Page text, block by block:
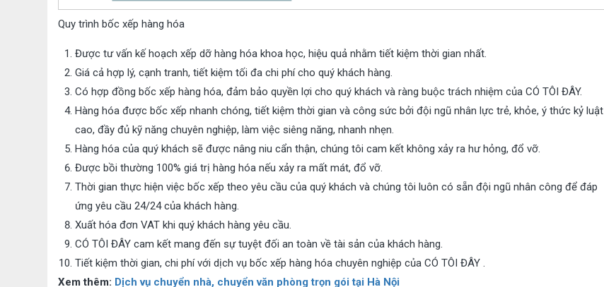
Quy trình bốc xếp hàng hóa
Được tư vấn kế hoạch xếp dỡ hàng hóa khoa học, hiệu quả nhằm tiết kiệm thời gian nhất.
Giá cả hợp lý, cạnh tranh, tiết kiệm tối đa chi phí cho quý khách hàng.
Có hợp đồng bốc xếp hàng hóa, đảm bảo quyền lợi cho quý khách và ràng buộc trách nhiệm của CÓ TÔI ĐÂY.
Hàng hóa được bốc xếp nhanh chóng, tiết kiệm thời gian và công sức bởi đội ngũ nhân lực trẻ, khỏe, ý thức kỷ luật
cao, đầy đủ kỹ năng chuyên nghiệp, làm việc siêng năng, nhanh nhẹn.
Hàng hóa của quý khách sẽ được nâng niu cẩn thận, chúng tôi cam kết không xảy ra hư hỏng, đổ vỡ.
Được bồi thường 100% giá trị hàng hóa nếu xảy ra mất mát, đổ vỡ.
Thời gian thực hiện việc bốc xếp theo yêu cầu của quý khách và chúng tôi luôn có sẵn đội ngũ nhân công để đáp
ứng yêu cầu 24/24 của khách hàng.
Xuất hóa đơn VAT khi quý khách hàng yêu cầu.
CÓ TÔI ĐÂY cam kết mang đến sự tuyệt đối an toàn về tài sản của khách hàng.
Tiết kiệm thời gian, chi phí với dịch vụ bốc xếp hàng hóa chuyên nghiệp của CÓ TÔI ĐÂY .
Xem thêm: Dịch vụ chuyển nhà, chuyển văn phòng trọn gói tại Hà Nội